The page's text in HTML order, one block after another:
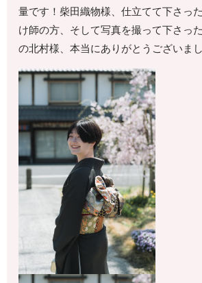
量です！柴田織物様、仕立てて下さっ
け師の方、そして写真を撮って下さっ
の北村様、本当にありがとうございまし